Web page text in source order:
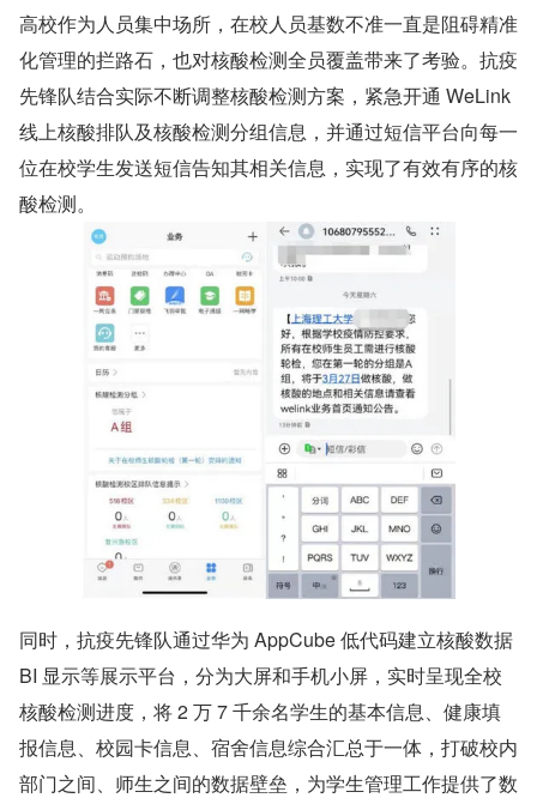
高校作为人员集中场所，在校人员基数不准一直是阻碍精准
化管理的拦路石，也对核酸检测全员覆盖带来了考验。抗疫
先锋队结合实际不断调整核酸检测方案，紧急开通 WeLink
线上核酸排队及核酸检测分组信息，并通过短信平台向每一
位在校学生发送短信告知其相关信息，实现了有效有序的核
酸检测。
同时，抗疫先锋队通过华为 AppCube 低代码建立核酸数据
BI 显示等展示平台，分为大屏和手机小屏，实时呈现全校
核酸检测进度，将 2 万 7 千余名学生的基本信息、健康填
报信息、校园卡信息、宿舍信息综合汇总于一体，打破校内
部门之间、师生之间的数据壁垒，为学生管理工作提供了数